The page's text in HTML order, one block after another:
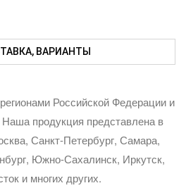
ВАРИАНТЫ
Российской Федерации и
продукция представлена в
Санкт-Петербург, Самара,
Южно-Сахалинск, Иркутск,
и многих других.